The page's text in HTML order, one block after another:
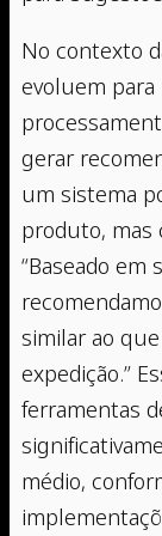
No contexto
evoluem
gerar
um sistema
produto, mas
“Baseado em
similar ao
expedição.”
ferramentas
médio,